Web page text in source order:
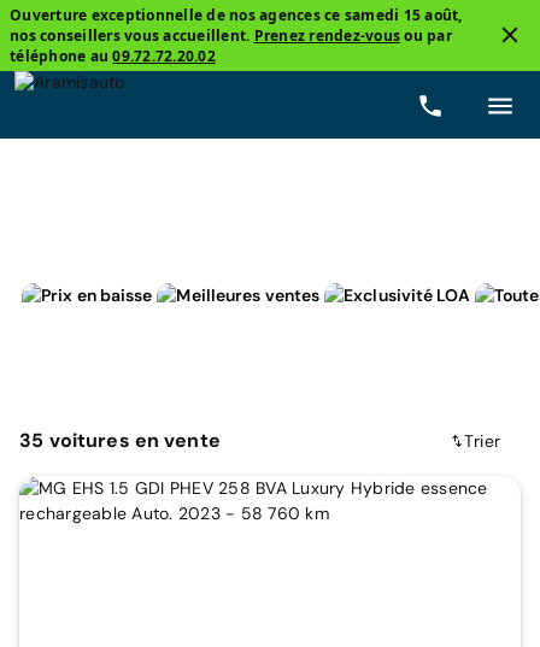
Ouverture exceptionnelle de nos agences ce samedi 15 août,
nos conseillers vous accueillent. Prenez rendez-vousou par
téléphone au09.72.72.20.02
Prix
35 voitures en vente Trier